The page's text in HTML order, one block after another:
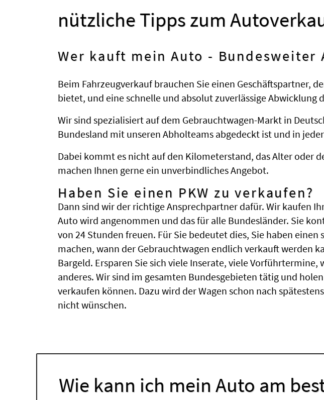
nützliche Tipps zum
Wer kauft mein Auto - Bundesweiter
Beim Fahrzeugverkauf brauchen Sie einen Geschäftspartner,
bietet, und eine schnelle und absolut zuverlässige Abwicklung
Wir sind spezialisiert auf dem Gebrauchtwagen-Markt in
Bundesland mit unseren Abholteams abgedeckt ist und in
Dabei kommt es nicht auf den Kilometerstand, das Alter oder
machen Ihnen gerne ein unverbindliches Angebot.
Haben Sie einen PKW zu verkaufen?
Dann sind wir der richtige Ansprechpartner dafür. Wir kaufen
Auto wird angenommen und das für alle Bundesländer. Sie
von 24 Stunden freuen. Für Sie bedeutet dies, Sie haben
machen, wann der Gebrauchtwagen endlich verkauft werden
Bargeld. Ersparen Sie sich viele Inserate, viele
anderes. Wir sind im gesamten Bundesgebieten tätig und
verkaufen können. Dazu wird der Wagen schon nach
nicht wünschen.
Wie kann ich mein Auto am